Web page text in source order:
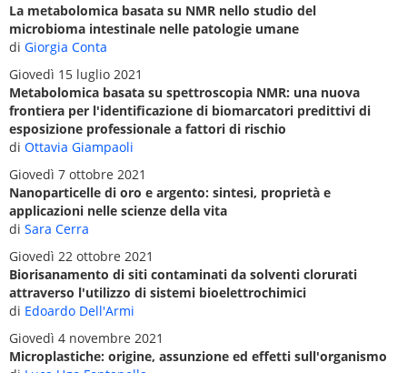
La metabolomica basata su NMR nello studio del
microbioma intestinale nelle patologie umane
di Giorgia Conta
Giovedì 15 luglio 2021
Metabolomica basata su spettroscopia NMR: una nuova
frontiera per l'identificazione di biomarcatori predittivi di
esposizione professionale a fattori di rischio
di Ottavia Giampaoli
Giovedì 7 ottobre 2021
Nanoparticelle di oro e argento: sintesi, proprietà e
applicazioni nelle scienze della vita
di Sara Cerra
Giovedì 22 ottobre 2021
Biorisanamento di siti contaminati da solventi clorurati
attraverso l'utilizzo di sistemi bioelettrochimici
di Edoardo Dell'Armi
Giovedì 4 novembre 2021
Microplastiche: origine, assunzione ed effetti sull'organismo